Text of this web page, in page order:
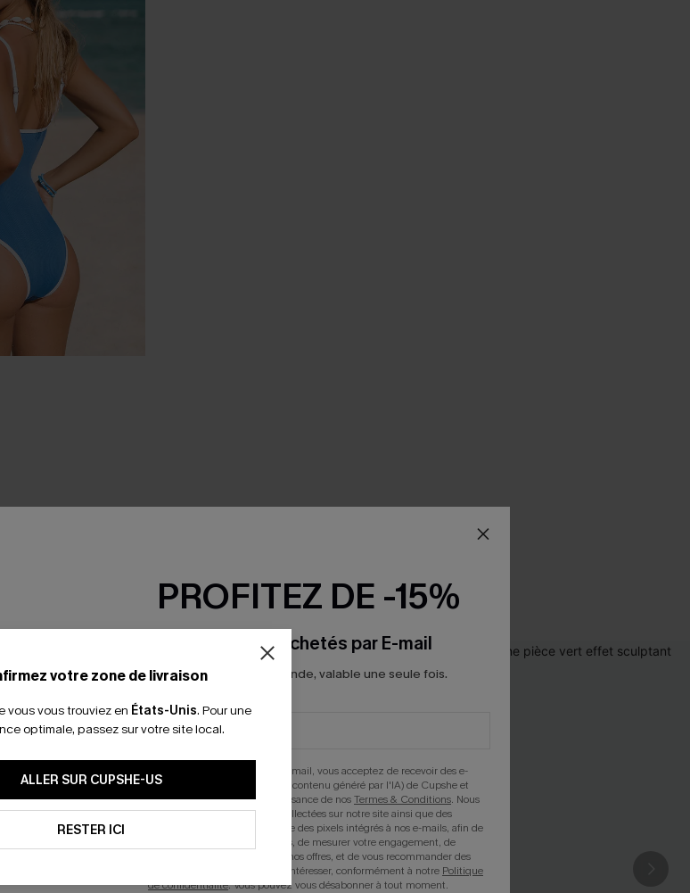
votre zone de livraison
vous vous trouviez en États-Unis. Pour une
optimale, passez sur votre site local.
ALLER SUR CUPSHE-US
RESTER ICI
PROFITEZ DE -15%
-15% dès 2 Achetés par E-mail
*Un code par commande, valable une seule fois.
En soumettant votre adresse e-mail, vous acceptez de recevoir des e-
mails marketing (y compris du contenu généré par l'IA) de Cupshe et
reconnaissez avoir pris connaissance de nosTermes & Conditions. Nous
pouvons utiliser les données collectées sur notre site ainsi que des
technologies de suivi, telles que des pixels intégrés à nos e-mails, afin de
savoir si ceux-ci ont été ouverts, de mesurer votre engagement, de
personnaliser nos contenus et nos offres, et de vous recommander des
produits susceptibles de vous intéresser, conformément à notre Politique
de confidentialité. Vous pouvez vous désabonner à tout moment.